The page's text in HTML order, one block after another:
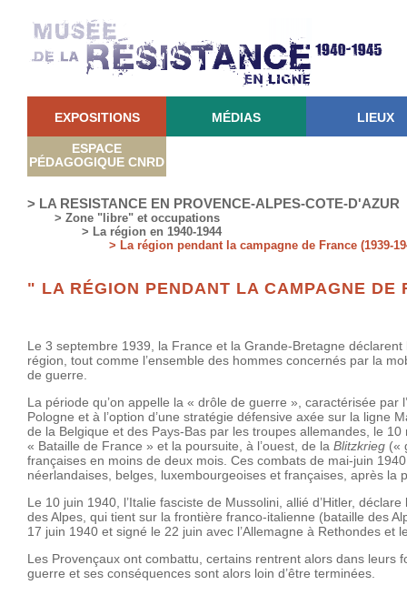
EXPOSITIONS MÉDIAS LIEUX
ESPACE
PÉDAGOGIQUE CNRD
> LA RESISTANCE EN PROVENCE-ALPES-COTE-D'AZUR
> Zone "libre" et occupations
> La région en 1940-1944
> La région pendant la campagne de France (1939-
" LA RÉGION PENDANT LA CAMPAGNE DE
Le 3 septembre 1939, la France et la Grande-Bretagne
région, tout comme l’ensemble des hommes concernés par la
de guerre.
La période qu’on appelle la « drôle de guerre », caractérisée par
Pologne et à l’option d’une stratégie défensive axée sur la ligne
de la Belgique et des Pays-Bas par les troupes allemandes, le
« Bataille de France » et la poursuite, à l’ouest, de la Blitzkrieg («
françaises en moins de deux mois. Ces combats de mai-juin
néerlandaises, belges, luxembourgeoises et françaises, après la
Le 10 juin 1940, l’Italie fasciste de Mussolini, allié d’Hitler,
des Alpes, qui tient sur la frontière franco-italienne (bataille des
17 juin 1940 et signé le 22 juin avec l’Allemagne à Rethondes et
Les Provençaux ont combattu, certains rentrent alors dans leurs
guerre et ses conséquences sont alors loin d’être terminées.